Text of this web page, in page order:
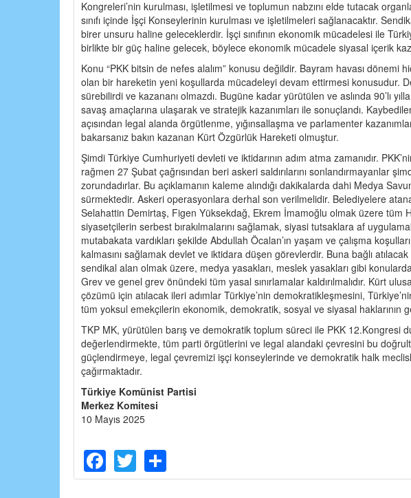
Kongreleri’nin kurulması, işletilmesi ve toplumun nabzını elde tutacak
sınıfı içinde İşçi Konseylerinin kurulması ve işletilmeleri sağlanacaktır.
birer unsuru haline geleceklerdir. İşçi sınıfının ekonomik mücadelesi ile
birlikte bir güç haline gelecek, böylece ekonomik mücadele siyasal içerik
Konu “PKK bitsin de nefes alalım” konusu değildir. Bayram havası dönemi
olan bir hareketin yeni koşullarda mücadeleyi devam ettirmesi konusudur.
sürebilirdi ve kazananı olmazdı. Bugüne kadar yürütülen ve aslında 90’lı
savaş amaçlarına ulaşarak ve stratejik kazanımları ile sonuçlandı.
açısından legal alanda örgütlenme, yığınsallaşma ve parlamenter
bakarsanız bakın kazanan Kürt Özgürlük Hareketi olmuştur.
Şimdi Türkiye Cumhuriyeti devleti ve iktidarının adım atma zamanıdır.
rağmen 27 Şubat çağrısından beri askeri saldırılarını sonlandırmayanlar
zorundadırlar. Bu açıklamanın kaleme alındığı dakikalarda dahi Medya
sürmektedir. Askeri operasyonlara derhal son verilmelidir. Belediyelere
Selahattin Demirtaş, Figen Yüksekdağ, Ekrem İmamoğlu olmak üzere tüm
siyasetçilerin serbest bırakılmalarını sağlamak, siyasi tutsaklara af
mutabakata vardıkları şekilde Abdullah Öcalan’ın yaşam ve çalışma
kalmasını sağlamak devlet ve iktidara düşen görevlerdir. Buna bağlı
sendikal alan olmak üzere, medya yasakları, meslek yasakları gibi
Grev ve genel grev önündeki tüm yasal sınırlamalar kaldırılmalıdır. Kürt
çözümü için atılacak ileri adımlar Türkiye’nin demokratikleşmesini,
tüm yoksul emekçilerin ekonomik, demokratik, sosyal ve siyasal haklarının
TKP MK, yürütülen barış ve demokratik toplum süreci ile PKK 12.Kongresi
değerlendirmekte, tüm parti örgütlerini ve legal alandaki çevresini bu
güçlendirmeye, legal çevremizi işçi konseylerinde ve demokratik halk
çağırmaktadır.
Türkiye Komünist Partisi
Merkez Komitesi
10 Mayıs 2025
Facebook
Twitter